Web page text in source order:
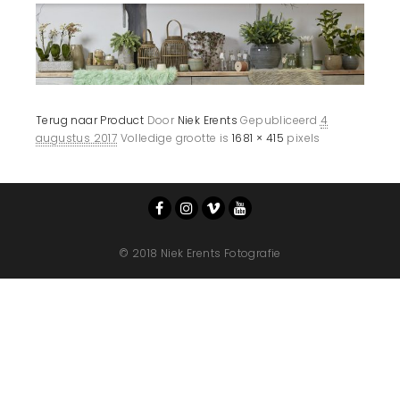
Terug naar Product Door Niek Erents Gepubliceerd 4
augustus 2017 Volledige grootte is1681 × 415 pixels
© 2018 Niek Erents Fotografie